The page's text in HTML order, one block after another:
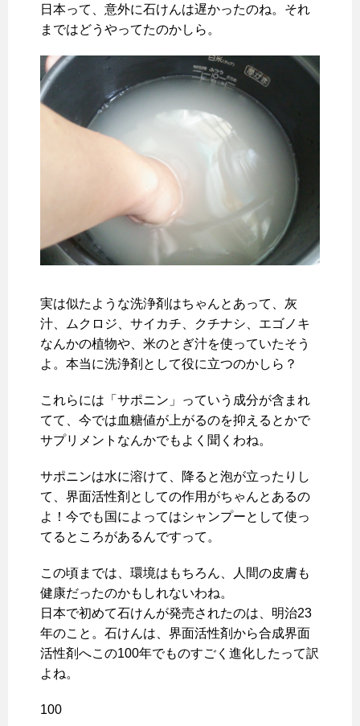
日本って、意外に石けんは遅かったのね。それ
まではどうやってたのかしら。
実は似たような洗浄剤はちゃんとあって、灰
汁、ムクロジ、サイカチ、クチナシ、エゴノキ
なんかの植物や、米のとぎ汁を使っていたそう
よ。本当に洗浄剤として役に立つのかしら？
これらには「サポニン」っていう成分が含まれ
てて、今では血糖値が上がるのを抑えるとかで
サプリメントなんかでもよく聞くわね。
サポニンは水に溶けて、降ると泡が立ったりし
て、界面活性剤としての作用がちゃんとあるの
よ！今でも国によってはシャンプーとして使っ
てるところがあるんですって。
この頃までは、環境はもちろん、人間の皮膚も
健康だったのかもしれないわね。
日本で初めて石けんが発売されたのは、明治23
年のこと。石けんは、界面活性剤から合成界面
活性剤へこの100年でものすごく進化したって訳
よね。
100